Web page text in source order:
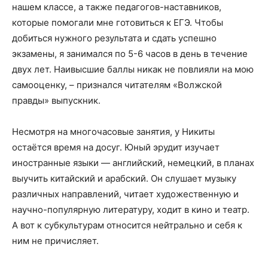
нашем классе, а также педагогов-наставников,
которые помогали мне готовиться к ЕГЭ. Чтобы
добиться нужного результата и сдать успешно
экзамены, я занимался по 5-6 часов в день в течение
двух лет. Наивысшие баллы никак не повлияли на мою
самооценку, – признался читателям «Волжской
правды» выпускник.
Несмотря на многочасовые занятия, у Никиты
остаётся время на досуг. Юный эрудит изучает
иностранные языки — английский, немецкий, в планах
выучить китайский и арабский. Он слушает музыку
различных направлений, читает художественную и
научно-популярную литературу, ходит в кино и театр.
А вот к субкультурам относится нейтрально и себя к
ним не причисляет.